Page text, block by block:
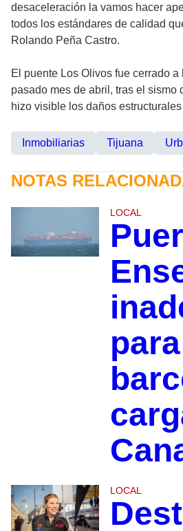
desaceleración la vamos hacer
todos los estándares de calidad
Rolando Peña Castro.
El puente Los Olivos fue cerrado
pasado mes de abril, tras el sismo
hizo visible los daños
Inmobiliarias Tijuana
NOTAS
LOCAL
LOCAL